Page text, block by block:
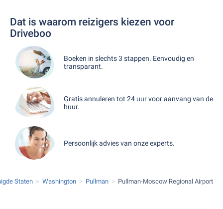
Dat is waarom reizigers kiezen voor
Driveboo
Boeken in slechts 3 stappen. Eenvoudig en
transparant.
Gratis annuleren tot 24 uur voor aanvang van de
huur.
Persoonlijk advies van onze experts.
Staten Washington Pullman Pullman-Moscow Regional Airport